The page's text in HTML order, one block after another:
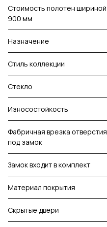
Стоимость полотен шириной
900 мм
Назначение
Стиль коллекции
Стекло
Износостойкость
Фабричная врезка отверстия
под замок
Замок входит в комплект
Материал покрытия
Скрытые двери